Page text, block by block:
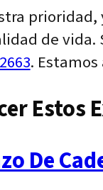
de
.
Estos
De